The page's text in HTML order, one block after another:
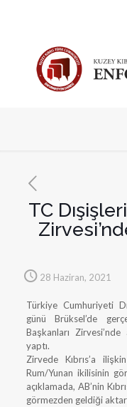
TC
28 Haziran, 2021
Türkiye Cumhuriyeti
günü Brüksel’de
Başkanları
yaptı.
Zirvede Kıbrıs’a
Rum/Yunan ikilisinin
açıklamada, AB’nin
görmezden geldiği